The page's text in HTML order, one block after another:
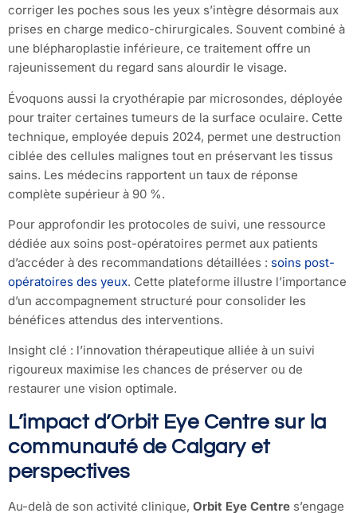
corriger les poches sous les yeux s’intègre désormais aux
prises en charge medico-chirurgicales. Souvent combiné à
une blépharoplastie inférieure, ce traitement offre un
rajeunissement du regard sans alourdir le visage.
Évoquons aussi la cryothérapie par microsondes, déployée
pour traiter certaines tumeurs de la surface oculaire. Cette
technique, employée depuis 2024, permet une destruction
ciblée des cellules malignes tout en préservant les tissus
sains. Les médecins rapportent un taux de réponse
complète supérieur à 90 %.
Pour approfondir les protocoles de suivi, une ressource
dédiée aux soins post-opératoires permet aux patients
d’accéder à des recommandations détaillées : soins post-
opératoires des yeux. Cette plateforme illustre l’importance
d’un accompagnement structuré pour consolider les
bénéfices attendus des interventions.
Insight clé : l’innovation thérapeutique alliée à un suivi
rigoureux maximise les chances de préserver ou de
restaurer une vision optimale.
L’impact d’Orbit Eye Centre sur la
communauté de Calgary et
perspectives
Au-delà de son activité clinique, Orbit Eye Centre s’engage